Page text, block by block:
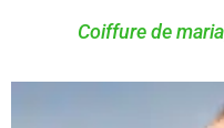
Coiffure de